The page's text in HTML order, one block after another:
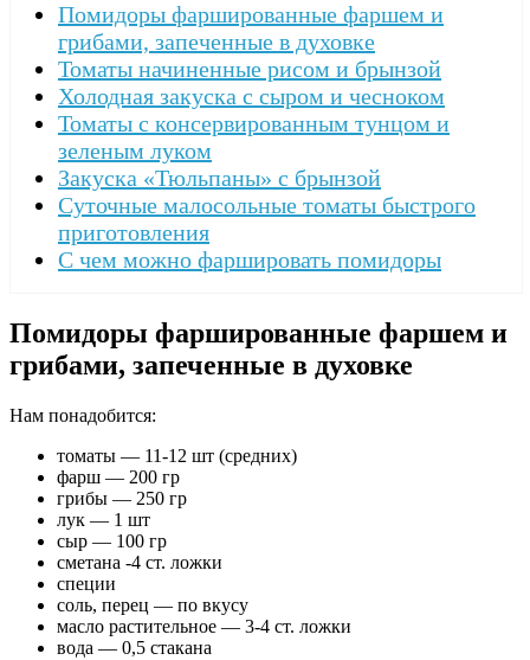
Помидоры фаршированные фаршем и
грибами, запеченные в духовке
Томаты начиненные рисом и брынзой
Холодная закуска с сыром и чесноком
Томаты с консервированным тунцом и
зеленым луком
Закуска «Тюльпаны» с брынзой
Суточные малосольные томаты быстрого
приготовления
С чем можно фаршировать помидоры
Помидоры фаршированные фаршем и
грибами, запеченные в духовке
Нам понадобится:
томаты — 11-12 шт (средних)
фарш — 200 гр
грибы — 250 гр
лук — 1 шт
сыр — 100 гр
сметана -4 ст. ложки
специи
соль, перец — по вкусу
масло растительное — 3-4 ст. ложки
вода — 0,5 стакана